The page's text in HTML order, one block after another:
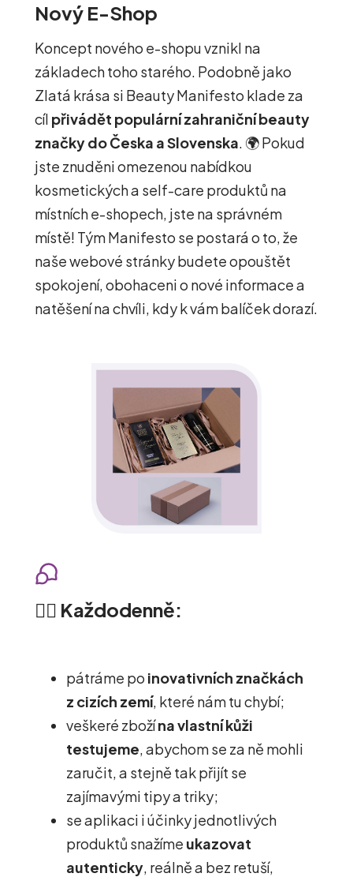
Nový E-Shop
Koncept nového e-shopu vznikl na
základech toho starého. Podobně jako
Zlatá krása si Beauty Manifesto klade za
cíl přivádět populární zahraniční beauty
značky do Česka a Slovenska. 🌍 Pokud
jste znuděni omezenou nabídkou
kosmetických a self-care produktů na
místních e-shopech, jste na správném
místě! Tým Manifesto se postará o to, že
naše webové stránky budete opouštět
spokojení, obohaceni o nové informace a
natěšení na chvíli, kdy k vám balíček dorazí.
👉🏽 Každodenně:
pátráme po inovativních značkách
z cizích zemí, které nám tu chybí;
veškeré zbožína vlastní kůži
testujeme, abychom se za ně mohli
zaručit, a stejně tak přijít se
zajímavými tipy a triky;
se aplikaci i účinky jednotlivých
produktů snažíme ukazovat
autenticky, reálně a bez retuší,